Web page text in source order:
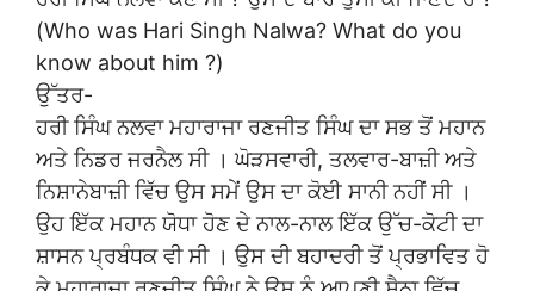
(Who was Hari Singh Nalwa? What do you
know about him ?)
ਉੱਤਰ-
ਹਰੀ ਸਿੰਘ ਨਲਵਾ ਮਹਾਰਾਜਾ ਰਣਜੀਤ ਸਿੰਘ ਦਾ ਸਭ ਤੋਂ ਮਹਾਨ
ਅਤੇ ਨਿਡਰ ਜਰਨੈਲ ਸੀ । ਘੋੜਸਵਾਰੀ, ਤਲਵਾਰ-ਬਾਜ਼ੀ ਅਤੇ
ਨਿਸ਼ਾਨੇਬਾਜ਼ੀ ਵਿੱਚ ਉਸ ਸਮੇਂ ਉਸ ਦਾ ਕੋਈ ਸਾਨੀ ਨਹੀਂ ਸੀ ।
ਉਹ ਇੱਕ ਮਹਾਨ ਯੋਧਾ ਹੋਣ ਦੇ ਨਾਲ-ਨਾਲ ਇੱਕ ਉੱਚ-ਕੋਟੀ ਦਾ
ਸ਼ਾਸਨ ਪ੍ਰਬੰਧਕ ਵੀ ਸੀ । ਉਸ ਦੀ ਬਹਾਦਰੀ ਤੋਂ ਪ੍ਰਭਾਵਿਤ ਹੋ